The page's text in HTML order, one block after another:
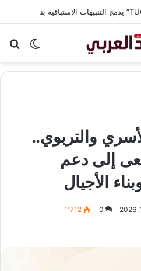
الوضع
والتربوي..
إلى دعم
الأجيال
0 1٬712